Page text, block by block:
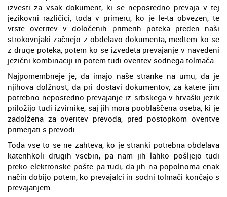
izvesti za vsak dokument, ki se neposredno prevaja v tej
jezikovni različici, toda v primeru, ko je le-ta obvezen, te
vrste overitev v določenih primerih poteka preden naši
strokovnjaki začnejo z obdelavo dokumenta, medtem ko se
z druge poteka, potem ko se izvedeta prevajanje v navedeni
jezični kombinaciji in potem tudi overitev sodnega tolmača.
Najpomembneje je, da imajo naše stranke na umu, da je
njihova dolžnost, da pri dostavi dokumentov, za katere jim
potrebno neposredno prevajanje iz srbskega v hrvaški jezik
priložijo tudi izvirnike, saj jih mora pooblaščena oseba, ki je
zadolžena za overitev prevoda, pred postopkom overitve
primerjati s prevodi.
Toda vse to se ne zahteva, ko je stranki potrebna obdelava
katerihkoli drugih vsebin, pa nam jih lahko pošljejo tudi
preko elektronske pošte pa tudi, da jih na popolnoma enak
način dobijo potem, ko prevajalci in sodni tolmači končajo s
prevajanjem.